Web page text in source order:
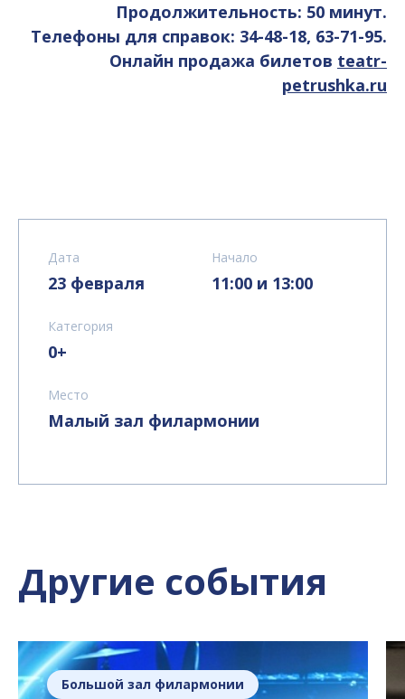
Продолжительность: 50 минут.
Телефоны для справок: 34-48-18, 63-71-95.
Онлайн продажа билетов teatr-
petrushka.ru
Дата
23 февраля
Начало
11:00 и 13:00
Категория
0+
Место
Малый зал филармонии
Другие события
Большой зал филармонии